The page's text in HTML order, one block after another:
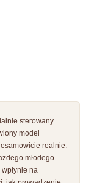
sterowany
model
realnie.
młodego
na